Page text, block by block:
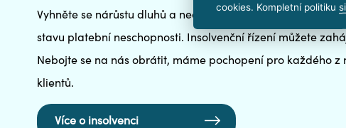
Vyhněte se nárůstu dluhů a nechte si od nás pomoci s
stavu platební neschopnosti. Insolvenční řízení můžete
Nebojte se na nás obrátit, máme pochopení pro každého z
klientů.
Více o insolvenci
cookies. Kompletní politiku